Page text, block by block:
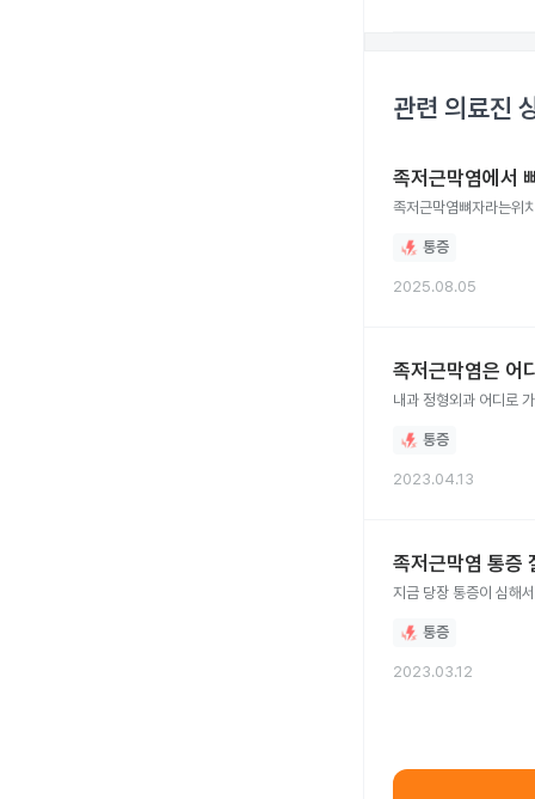
관련 의료진
족저근막염에서
족저근막염뼈자라는위
통증
2025.08.05
족저근막염은 어
내과 정형외과 어디로
통증
2023.04.13
족저근막염 통증
지금 당장 통증이 심해
통증
2023.03.12